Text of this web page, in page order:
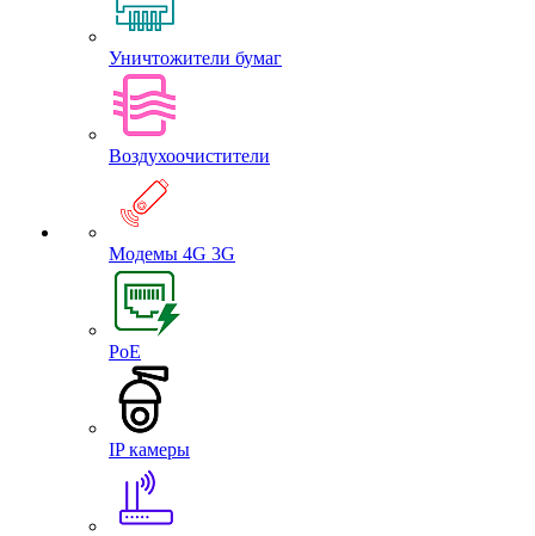
Уничтожители бумаг
Воздухоочистители
Модемы 4G 3G
PoE
IP камеры